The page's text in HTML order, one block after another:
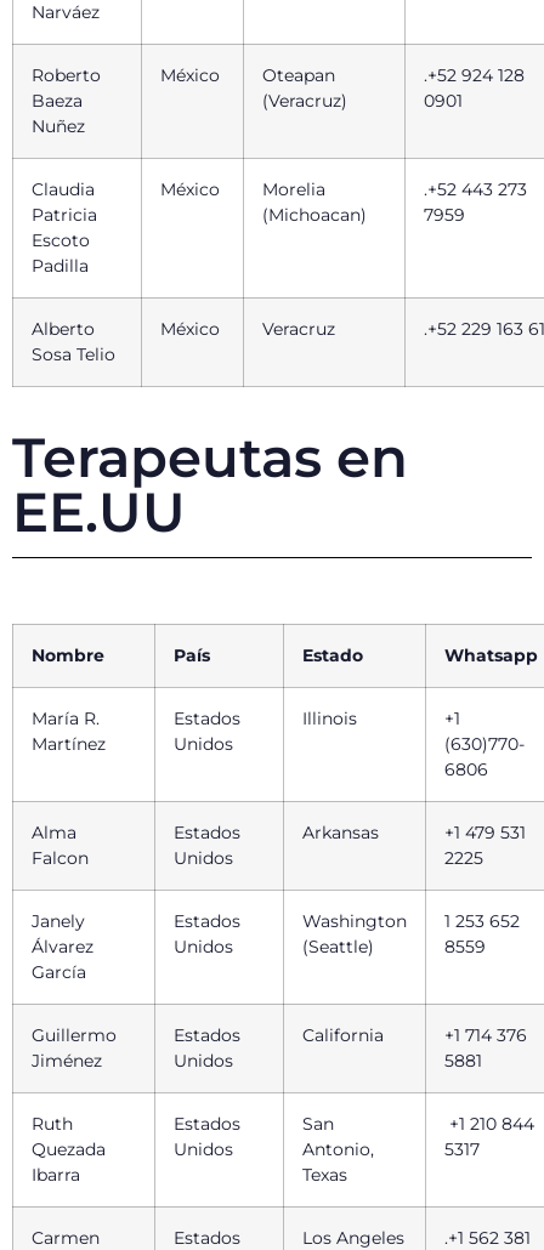
Narváez
Roberto
Baeza
Nuñez
México
Oteapan
(Veracruz)
.+52 924 128
0901
Claudia
Patricia
Escoto
Padilla
México
Morelia
(Michoacan)
.+52 443 273
7959
Alberto
Sosa Telio
México Veracruz .+52 229 163
Terapeutas en
EE.UU
Nombre País Estado Whatsapp
María R.
Martínez
Estados
Unidos
Illinois
+1
(630)770-
6806
Alma
Falcon
Estados
Unidos
Arkansas
+1 479 531
2225
Janely
Álvarez
García
Estados
Unidos
Washington
(Seattle)
1 253 652
8559
Guillermo
Jiménez
Estados
Unidos
California
+1 714 376
5881
Ruth
Quezada
Ibarra
Estados
Unidos
San
Antonio,
Texas
+1 210 844
5317
Carmen
Estados
Los Angeles
.+1 562 381